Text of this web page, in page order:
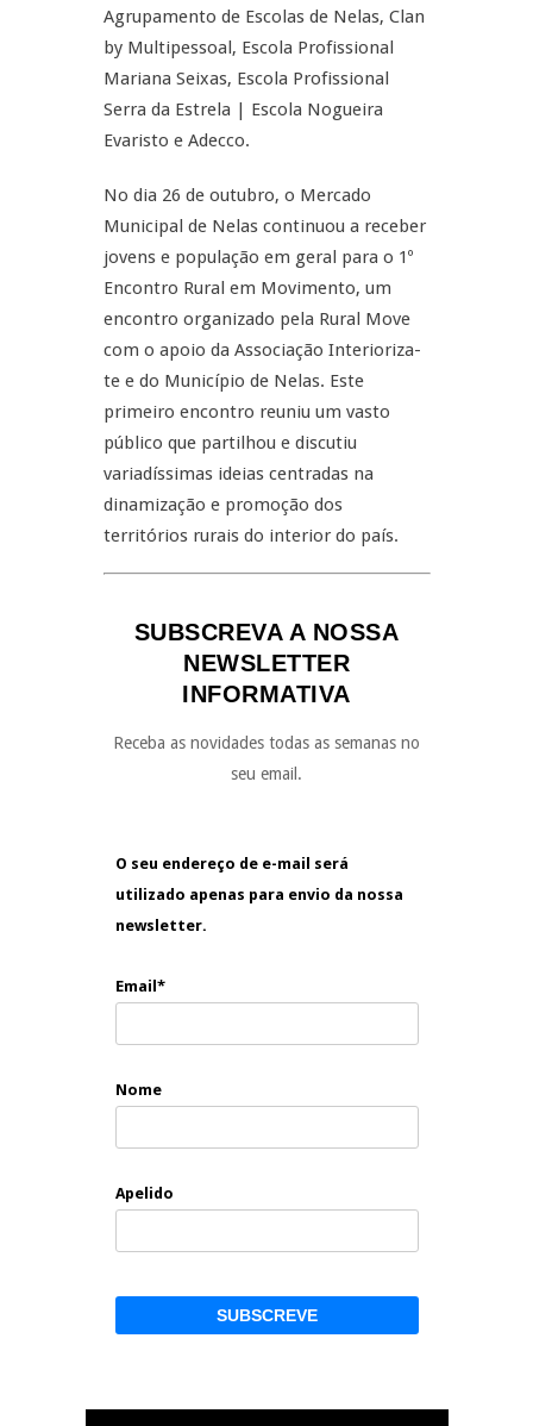
Agrupamento de Escolas de Nelas, Clan
by Multipessoal, Escola Profissional
Mariana Seixas, Escola Profissional
Serra da Estrela | Escola Nogueira
Evaristo e Adecco.
No dia 26 de outubro, o Mercado
Municipal de Nelas continuou a receber
jovens e população em geral para o 1º
Encontro Rural em Movimento, um
encontro organizado pela Rural Move
com o apoio da Associação Interioriza-
te e do Município de Nelas. Este
primeiro encontro reuniu um vasto
público que partilhou e discutiu
variadíssimas ideias centradas na
dinamização e promoção dos
territórios rurais do interior do país.
SUBSCREVA A NOSSA
NEWSLETTER
INFORMATIVA
Receba as novidades todas as semanas no
seu email.
O seu endereço de e-mail será
utilizado apenas para envio da nossa
newsletter.
Email*
Nome
Apelido